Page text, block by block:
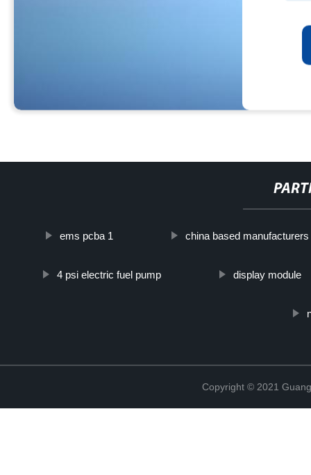
ems pcba 1 china based
4 psi electric fuel pump display module
Copyright © 2021